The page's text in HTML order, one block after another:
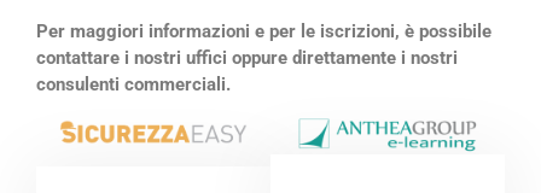
Per maggiori informazioni e per le iscrizioni, è possibile
contattare i nostri uffici oppure direttamente i nostri
consulenti commerciali.